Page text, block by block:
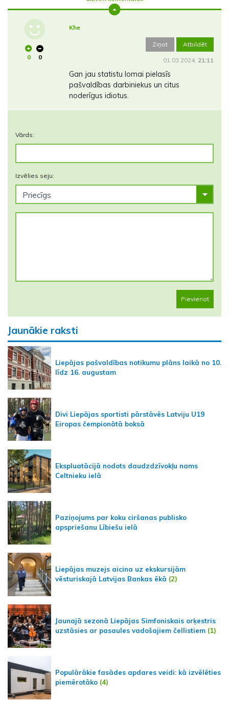
0 0
Khe
Ziņot Atbildēt
01.03.2024. 21:11
Gan jau statistu lomai pielasīs
pašvaldības darbiniekus un citus
noderīgus idiotus.
Vārds:
Izvēlies seju:
Pievienot
Jaunākie raksti
Liepājas pašvaldības notikumu plāns laikā no 10.
līdz 16. augustam
Divi Liepājas sportisti pārstāvēs Latviju U19
Eiropas čempionātā boksā
Ekspluatācijā nodots daudzdzīvokļu nams
Celtnieku ielā
Paziņojums par koku ciršanas publisko
apspriešanu Lībiešu ielā
Liepājas muzejs aicina uz ekskursijām
vēsturiskajā Latvijas Bankas ēkā (2)
Jaunajā sezonā Liepājas Simfoniskais orķestris
uzstāsies ar pasaules vadošajiem čellistiem (1)
Populārākie fasādes apdares veidi: kā izvēlēties
piemērotāko (4)